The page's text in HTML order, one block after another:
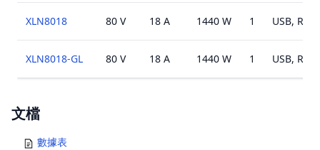
XLN8018 80 V 18 A 1440 W 1 USB,
XLN8018-GL 80 V 18 A 1440 W 1 USB,
Documents
文檔
數據表